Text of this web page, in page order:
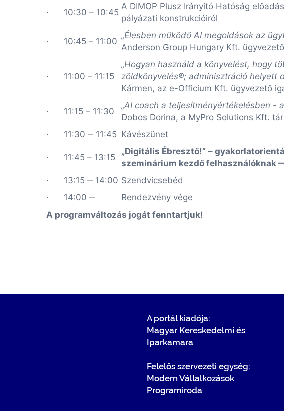
· 10:30 – 10:45
A DIMOP Plusz Irányító Hatóság
pályázati konstrukcióiról
· 10:45 – 11:00
„Élesben működő AI megoldások az
Anderson Group Hungary Kft.
· 11:00 – 11:15
„Hogyan használd a könyvelést, hogy
zöldkönyvelés®; adminisztráció helyett
Kármen, az e-Officium Kft. ügyvezető
· 11:15 – 11:30
„AI coach a teljesítményértékelésben -
Dobos Dorina, a MyPro Solutions Kft.
· 11:30 ‒ 11:45 Kávészünet
· 11:45 – 13:15
„Digitális Ébresztő!” –
szeminárium kezdő felhasználóknak ‒
· 13:15 ‒ 14:00 Szendvicsebéd
· 14:00 ‒
Rendezvény vége
A programváltozás jogát fenntartjuk!
A portál kiadója:
Magyar Kereskedelmi és
Iparkamara
Felelős szervezeti egység:
Modern Vállalkozások
Programiroda